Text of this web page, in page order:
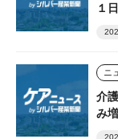
１
ニ
介
み